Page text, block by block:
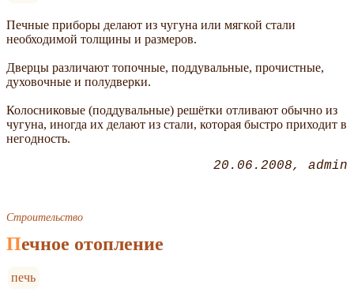
Печные приборы делают из чугуна или мягкой стали
необходимой толщины и размеров.
Дверцы различают топочные, поддувальные, прочистные,
духовочные и полудверки.
Колосниковые (поддувальные) решётки отливают обычно из
чугуна, иногда их делают из стали, которая быстро приходит в
негодность.
20.06.2008 admin
Строительство
Печное отопление
печь